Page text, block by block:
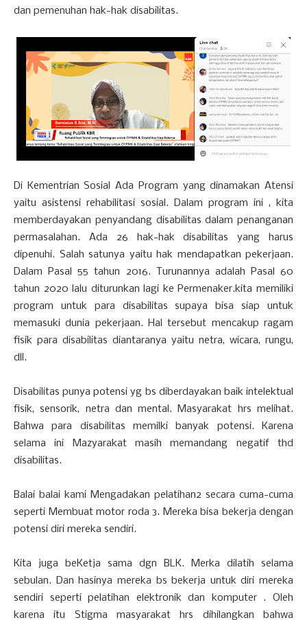
dan pemenuhan hak-hak disabilitas.
Di Kementrian Sosial Ada Program yang dinamakan Atensi
yaitu asistensi rehabilitasi sosial. Dalam program ini , kita
memberdayakan penyandang disabilitas dalam penanganan
permasalahan. Ada 26 hak-hak disabilitas yang harus
dipenuhi. Salah satunya yaitu hak mendapatkan pekerjaan.
Dalam Pasal 55 tahun 2016. Turunannya adalah Pasal 60
tahun 2020 lalu diturunkan lagi ke Permenaker.kita memiliki
program untuk para disabilitas supaya bisa siap untuk
memasuki dunia pekerjaan. Hal tersebut mencakup ragam
fisik para disabilitas diantaranya yaitu netra, wicara, rungu,
dll.
Disabilitas punya potensi yg bs diberdayakan baik intelektual
fisik, sensorik, netra dan mental. Masyarakat hrs melihat.
Bahwa para disabilitas memilki banyak potensi. Karena
selama ini Mazyarakat masih memandang negatif thd
disabilitas.
Balai balai kami Mengadakan pelatihan2 secara cuma-cuma
seperti Membuat motor roda 3. Mereka bisa bekerja dengan
potensi diri mereka sendiri.
Kita juga beKetja sama dgn BLK. Merka dilatih selama
sebulan. Dan hasinya mereka bs bekerja untuk diri mereka
sendiri seperti pelatihan elektronik dan komputer . Oleh
karena itu Stigma masyarakat hrs dihilangkan bahwa